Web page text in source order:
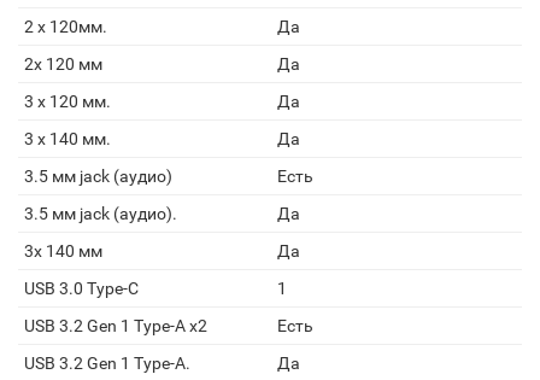
2 x 120мм.
Да
2x 120 мм
Да
3 x 120 мм.
Да
3 x 140 мм.
Да
3.5 мм jack (аудио)
Есть
3.5 мм jack (аудио).
Да
3x 140 мм
Да
USB 3.0 Type-C
1
USB 3.2 Gen 1 Type-A x2
Есть
USB 3.2 Gen 1 Type-A.
Да